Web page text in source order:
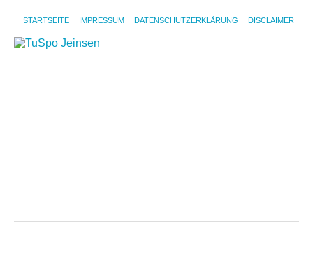
STARTSEITE IMPRESSUM DATENSCHUTZERKLÄRUNG
DISCLAIMER